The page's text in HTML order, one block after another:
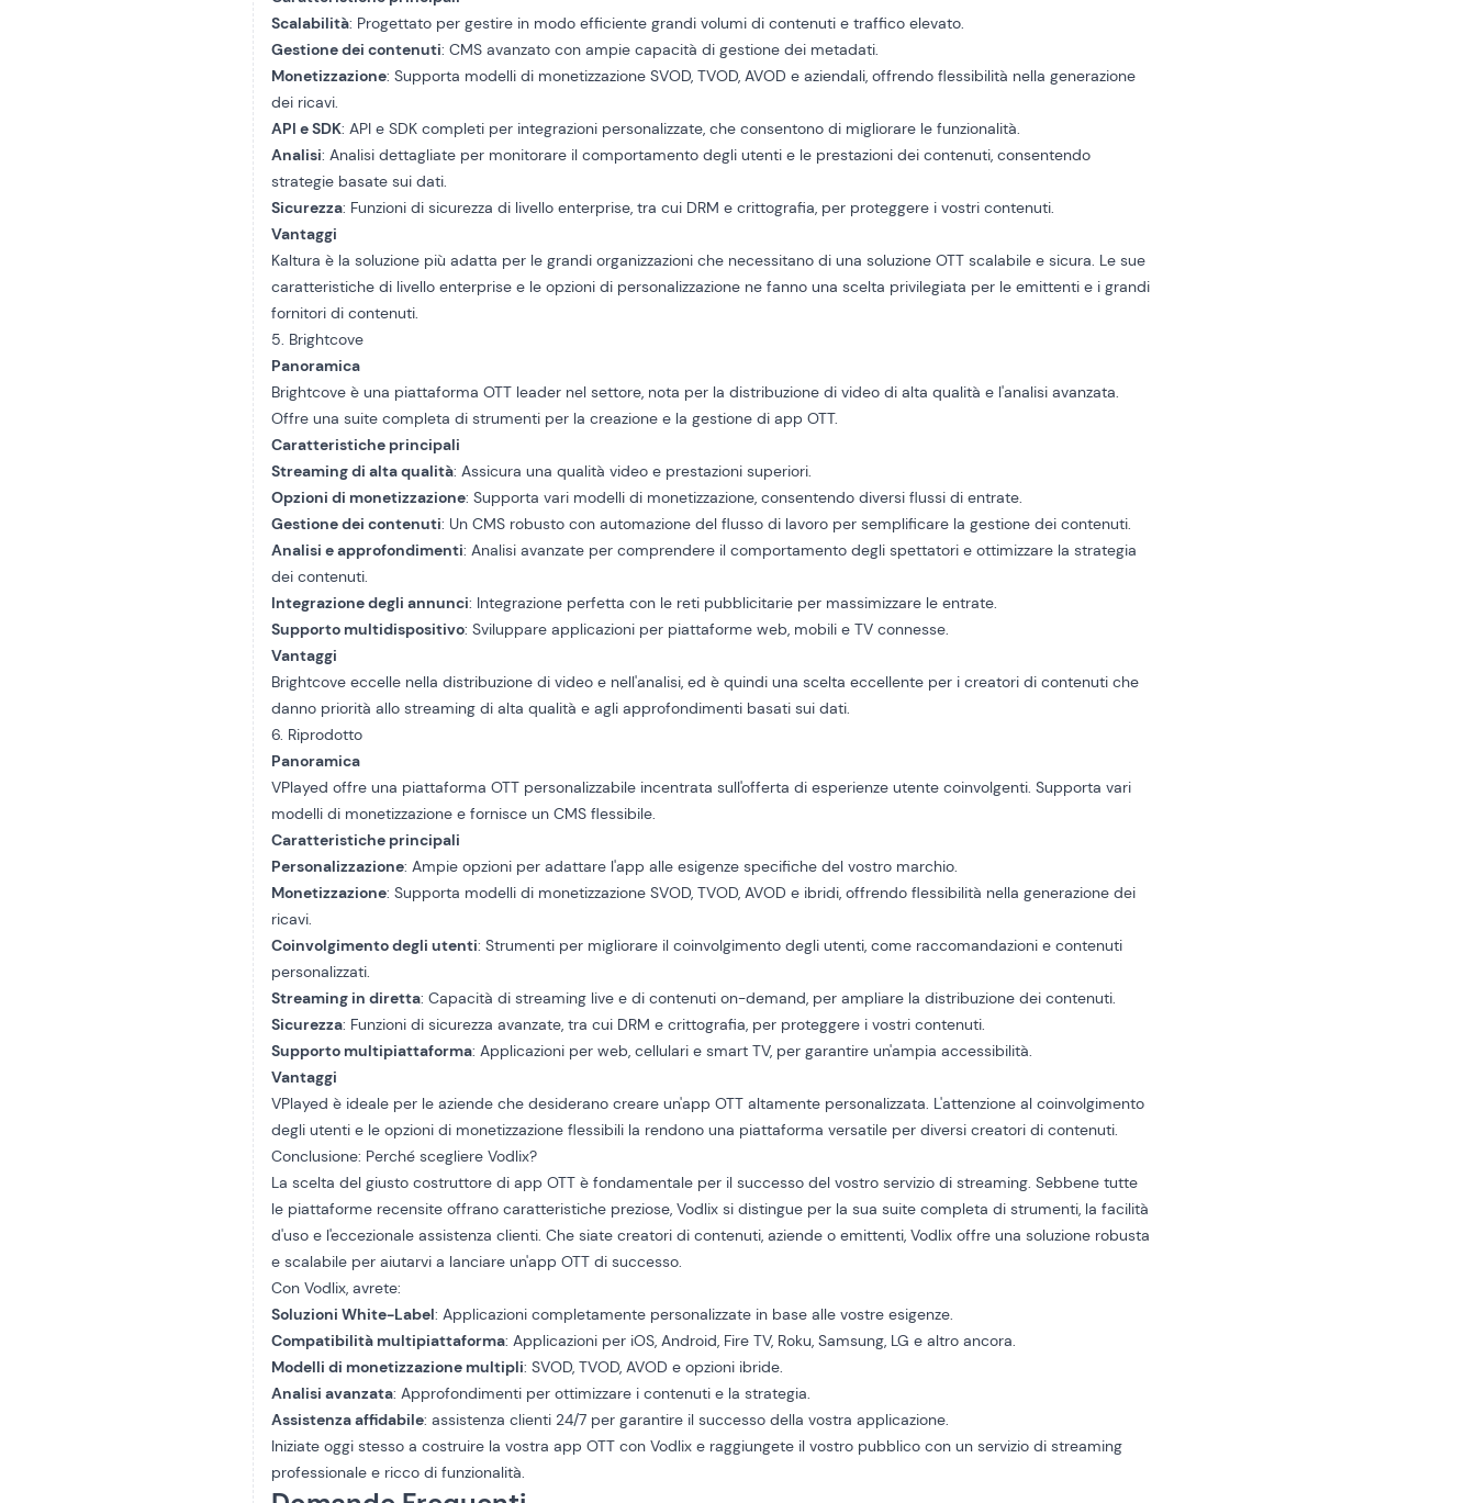
Scalabilità: Progettato per gestire in modo efficiente grandi volumi di contenuti e traffico elevato.
Gestione dei contenuti: CMS avanzato con ampie capacità di gestione dei metadati.
Monetizzazione: Supporta modelli di monetizzazione SVOD, TVOD, AVOD e aziendali, offrendo flessibilità nella generazione
dei ricavi.
API e SDK: API e SDK completi per integrazioni personalizzate, che consentono di migliorare le funzionalità.
Analisi: Analisi dettagliate per monitorare il comportamento degli utenti e le prestazioni dei contenuti, consentendo
strategie basate sui dati.
Sicurezza: Funzioni di sicurezza di livello enterprise, tra cui DRM e crittografia, per proteggere i vostri contenuti.
Vantaggi
Kaltura è la soluzione più adatta per le grandi organizzazioni che necessitano di una soluzione OTT scalabile e sicura. Le sue
caratteristiche di livello enterprise e le opzioni di personalizzazione ne fanno una scelta privilegiata per le emittenti e i grandi
fornitori di contenuti.
5. Brightcove
Panoramica
Brightcove è una piattaforma OTT leader nel settore, nota per la distribuzione di video di alta qualità e l'analisi avanzata.
Offre una suite completa di strumenti per la creazione e la gestione di app OTT.
Caratteristiche principali
Streaming di alta qualità: Assicura una qualità video e prestazioni superiori.
Opzioni di monetizzazione: Supporta vari modelli di monetizzazione, consentendo diversi flussi di entrate.
Gestione dei contenuti: Un CMS robusto con automazione del flusso di lavoro per semplificare la gestione dei contenuti.
Analisi e approfondimenti: Analisi avanzate per comprendere il comportamento degli spettatori e ottimizzare la strategia
dei contenuti.
Integrazione degli annunci: Integrazione perfetta con le reti pubblicitarie per massimizzare le entrate.
Supporto multidispositivo: Sviluppare applicazioni per piattaforme web, mobili e TV connesse.
Vantaggi
Brightcove eccelle nella distribuzione di video e nell'analisi, ed è quindi una scelta eccellente per i creatori di contenuti che
danno priorità allo streaming di alta qualità e agli approfondimenti basati sui dati.
6. Riprodotto
Panoramica
VPlayed offre una piattaforma OTT personalizzabile incentrata sull'offerta di esperienze utente coinvolgenti. Supporta vari
modelli di monetizzazione e fornisce un CMS flessibile.
Caratteristiche principali
Personalizzazione: Ampie opzioni per adattare l'app alle esigenze specifiche del vostro marchio.
Monetizzazione: Supporta modelli di monetizzazione SVOD, TVOD, AVOD e ibridi, offrendo flessibilità nella generazione dei
ricavi.
Coinvolgimento degli utenti: Strumenti per migliorare il coinvolgimento degli utenti, come raccomandazioni e contenuti
personalizzati.
Streaming in diretta: Capacità di streaming live e di contenuti on-demand, per ampliare la distribuzione dei contenuti.
Sicurezza: Funzioni di sicurezza avanzate, tra cui DRM e crittografia, per proteggere i vostri contenuti.
Supporto multipiattaforma: Applicazioni per web, cellulari e smart TV, per garantire un'ampia accessibilità.
Vantaggi
VPlayed è ideale per le aziende che desiderano creare un'app OTT altamente personalizzata. L'attenzione al coinvolgimento
degli utenti e le opzioni di monetizzazione flessibili la rendono una piattaforma versatile per diversi creatori di contenuti.
Conclusione: Perché scegliere Vodlix?
La scelta del giusto costruttore di app OTT è fondamentale per il successo del vostro servizio di streaming. Sebbene tutte
le piattaforme recensite offrano caratteristiche preziose, Vodlix si distingue per la sua suite completa di strumenti, la facilità
d'uso e l'eccezionale assistenza clienti. Che siate creatori di contenuti, aziende o emittenti, Vodlix offre una soluzione robusta
e scalabile per aiutarvi a lanciare un'app OTT di successo.
Con Vodlix, avrete:
Soluzioni White-Label: Applicazioni completamente personalizzate in base alle vostre esigenze.
Compatibilità multipiattaforma: Applicazioni per iOS, Android, Fire TV, Roku, Samsung, LG e altro ancora.
Modelli di monetizzazione multipli: SVOD, TVOD, AVOD e opzioni ibride.
Analisi avanzata: Approfondimenti per ottimizzare i contenuti e la strategia.
Assistenza affidabile: assistenza clienti 24/7 per garantire il successo della vostra applicazione.
Iniziate oggi stesso a costruire la vostra app OTT con Vodlix e raggiungete il vostro pubblico con un servizio di streaming
professionale e ricco di funzionalità.